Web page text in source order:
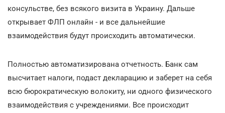
консульстве, без всякого визита в Украину. Дальше
открывает ФЛП онлайн - и все дальнейшие
взаимодействия будут происходить автоматически.
Полностью автоматизирована отчетность. Банк сам
высчитает налоги, подаст декларацию и заберет на себя
всю бюрократическую волокиту, ни одного физического
взаимодействия с учреждениями. Все происходит